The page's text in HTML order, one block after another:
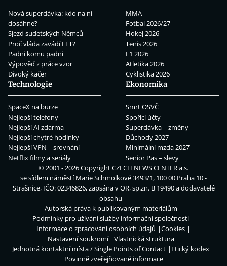
Nová superdávka: kdo na ní
dosáhne?
Sjezd sudetských Němců
Proč vláda zavádí EET?
Padni komu padni
Výpověď z práce vzor
Divoký kačer
MMA
Fotbal 2026/27
Hokej 2026
Tenis 2026
F1 2026
Atletika 2026
Cyklistika 2026
Technologie
SpaceX na burze
Nejlepší telefony
Nejlepší AI zdarma
Nejlepší chytré hodinky
Nejlepší VPN – srovnání
Netflix filmy a seriály
Ekonomika
Smrt OSVČ
Spořicí účty
Superdávka – změny
Důchody 2027
Minimální mzda 2027
Senior Pas – slevy
© 2001 - 2026 CopyrightCZECH NEWS CENTER a.s.
se sídlem náměstí Marie Schmolkové 3493/1, 100 00 Praha 10 -
Strašnice, IČO: 02346826, zapsána v OR, sp.zn. B 19490 a dodavatelé
obsahu
Autorská práva k publikovaným materiálům
Podmínky pro užívání služby informační společnosti
Informace o zpracování osobních údajů
Cookies
Nastavení soukromí
Vlastnická struktura
Jednotná kontaktní místa / Single Points of Contact
Etický kodex
Povinně zveřejňované informace